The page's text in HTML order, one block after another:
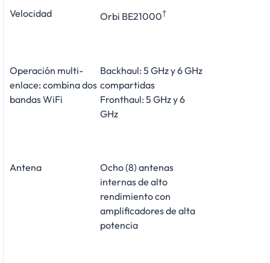
Velocidad Orbi BE21000†
Operación multi-
enlace: combina dos
bandas WiFi
Backhaul: 5 GHz y 6 GHz
compartidas
Fronthaul: 5 GHz y 6
GHz
Antena
Ocho (8) antenas
internas de alto
rendimiento con
amplificadores de alta
potencia